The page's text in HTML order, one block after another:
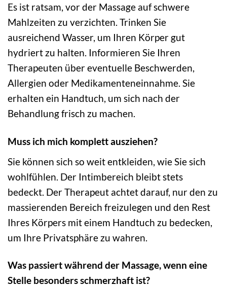
Es ist ratsam, vor der Massage auf schwere
Mahlzeiten zu verzichten. Trinken Sie
ausreichend Wasser, um Ihren Körper gut
hydriert zu halten. Informieren Sie Ihren
Therapeuten über eventuelle Beschwerden,
Allergien oder Medikamenteneinnahme. Sie
erhalten ein Handtuch, um sich nach der
Behandlung frisch zu machen.
Muss ich mich komplett ausziehen?
Sie können sich so weit entkleiden, wie Sie sich
wohlfühlen. Der Intimbereich bleibt stets
bedeckt. Der Therapeut achtet darauf, nur den zu
massierenden Bereich freizulegen und den Rest
Ihres Körpers mit einem Handtuch zu bedecken,
um Ihre Privatsphäre zu wahren.
Was passiert während der Massage, wenn eine
Stelle besonders schmerzhaft ist?